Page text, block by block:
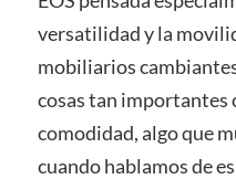
versatilidad y la
mobiliarios
cosas tan importantes
comodidad, algo que
cuando hablamos de